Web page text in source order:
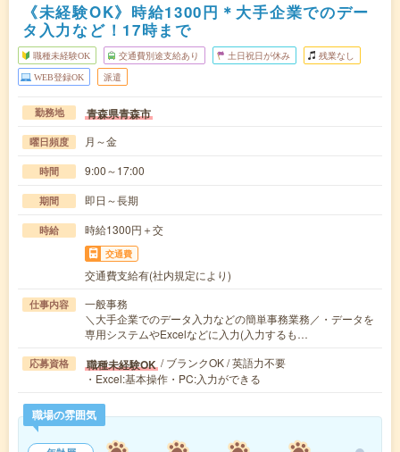
《未経験OK》時給1300円＊大手企業でのデー
タ入力など！17時まで
職種未経験OK 交通費別途支給あり 土日祝日が休み 残業なし
WEB登録OK 派遣
勤務地 青森県青森市
曜日頻度 月～金
時間 9:00～17:00
期間 即日～長期
時給 時給1300円＋交
交通費
交通費支給有(社内規定により)
仕事内容
一般事務
＼大手企業でのデータ入力などの簡単事務業務／・データを
専用システムやExcelなどに入力(入力するも…
応募資格 職種未経験OK / ブランクOK / 英語力不要
・Excel:基本操作・PC:入力ができる
職場の雰囲気